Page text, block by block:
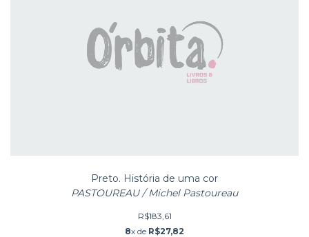
Preto. História de uma cor
PASTOUREAU / Michel Pastoureau
R$183,61
8x de R$27,82